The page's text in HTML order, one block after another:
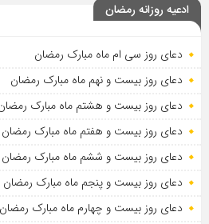
ادعیه روزانه رمضان
دعای روز سی ام ماه مبارک رمضان
دعای روز بیست و نهم ماه مبارک رمضان
دعای روز بیست و هشتم ماه مبارک
دعای روز بیست و هفتم ماه مبارک رمضان
دعای روز بیست و ششم ماه مبارک رمضان
دعای روز بیست و پنجم ماه مبارک رمضان
دعای روز بیست و چهارم ماه مبارک رمضان